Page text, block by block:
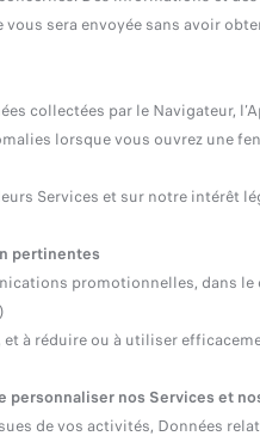
sera envoyée sans avoir
collectées par le Navigateur,
lorsque vous ouvrez une
Services et sur notre intérêt
pertinentes
promotionnelles, dans
à réduire ou à utiliser
personnaliser nos Services et
de vos activités, Données